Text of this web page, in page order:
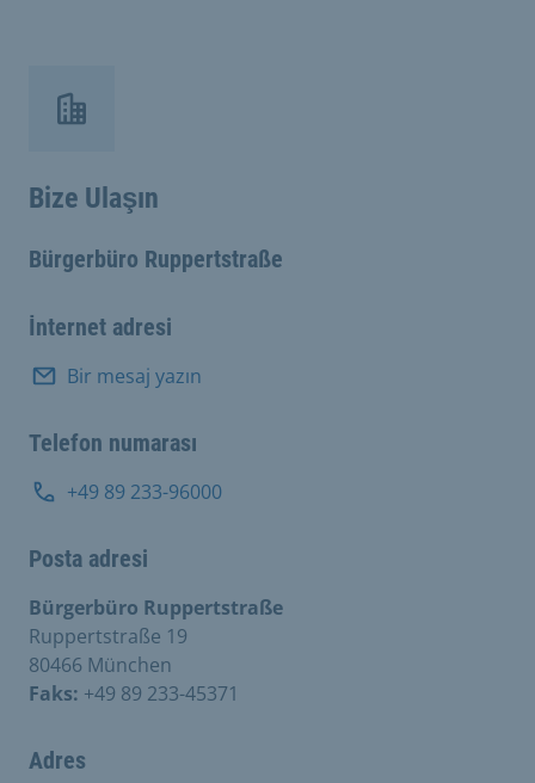
Bize Ulaşın
Bürgerbüro Ruppertstraße
İnternet adresi
Bir mesaj yazın
Telefon numarası
+49 89 233-96000
Posta adresi
Bürgerbüro Ruppertstraße
Ruppertstraße 19
80466 München
Faks: +49 89 233-45371
Adres